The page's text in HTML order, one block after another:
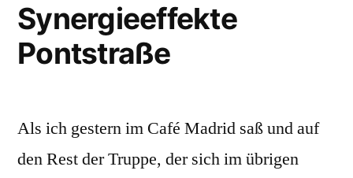
Synergieeffekte
Pontstraße
Als ich gestern im Café Madrid saß und auf
den Rest der Truppe, der sich im übrigen